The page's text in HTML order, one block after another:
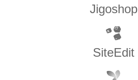
Jigoshop
SiteEdit